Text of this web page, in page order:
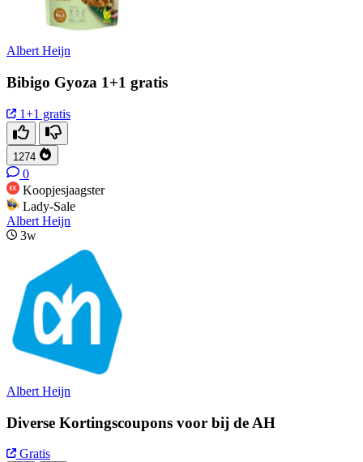
Albert Heijn
Bibigo Gyoza 1+1 gratis
1+1 gratis
1274
0
Koopjesjaagster
Lady-Sale
Albert Heijn
3w
Albert Heijn
Diverse Kortingscoupons voor bij de AH
Gratis